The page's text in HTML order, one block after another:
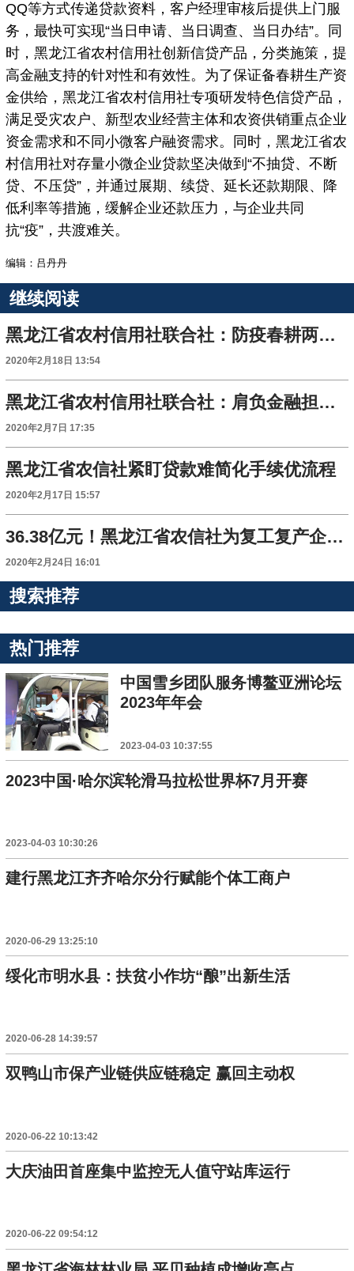
QQ等方式传递贷款资料，客户经理审核后提供上门服
务，最快可实现“当日申请、当日调查、当日办结”。同
时，黑龙江省农村信用社创新信贷产品，分类施策，提
高金融支持的针对性和有效性。为了保证备春耕生产资
金供给，黑龙江省农村信用社专项研发特色信贷产品，
满足受灾农户、新型农业经营主体和农资供销重点企业
资金需求和不同小微客户融资需求。同时，黑龙江省农
村信用社对存量小微企业贷款坚决做到“不抽贷、不断
贷、不压贷”，并通过展期、续贷、延长还款期限、降
低利率等措施，缓解企业还款压力，与企业共同
抗“疫”，共渡难关。
编辑：吕丹丹
继续阅读
黑龙江省农村信用社联合社：防疫春耕两手抓 力保农业生产不负春光
2020年2月18日 13:54
黑龙江省农村信用社联合社：肩负金融担当 助力打赢疫情防控阻击战
2020年2月7日 17:35
黑龙江省农信社紧盯贷款难简化手续优流程
2020年2月17日 15:57
36.38亿元！黑龙江省农信社为复工复产企业送及时雨
2020年2月24日 16:01
搜索推荐
热门推荐
中国雪乡团队服务博鳌亚洲论坛
2023年年会
2023-04-03 10:37:55
2023中国·哈尔滨轮滑马拉松世界杯7月开赛
2023-04-03 10:30:26
建行黑龙江齐齐哈尔分行赋能个体工商户
2020-06-29 13:25:10
绥化市明水县：扶贫小作坊“酿”出新生活
2020-06-28 14:39:57
双鸭山市保产业链供应链稳定 赢回主动权
2020-06-22 10:13:42
大庆油田首座集中监控无人值守站库运行
2020-06-22 09:54:12